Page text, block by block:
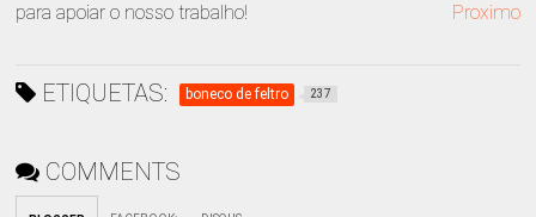
para apoiar o nosso trabalho!
Proximo
ETIQUETAS: boneco de feltro 237
COMMENTS